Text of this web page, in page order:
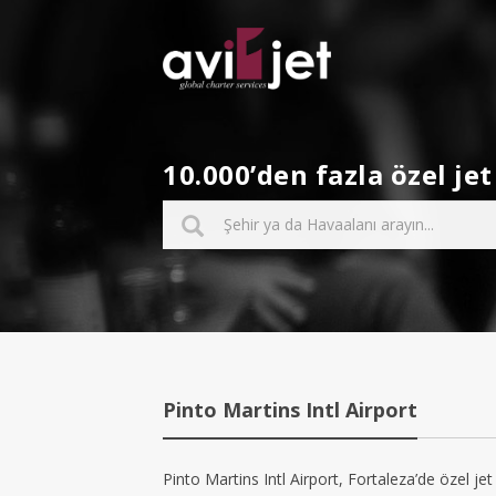
10.000’den fazla özel
Pinto Martins Intl Airport
Pinto Martins Intl Airport, Fortaleza’de özel jet